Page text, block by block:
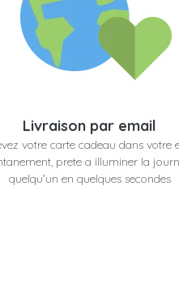
Livraison par email
votre carte cadeau dans votre
prete a illuminer la
quelqu'un en quelques secondes